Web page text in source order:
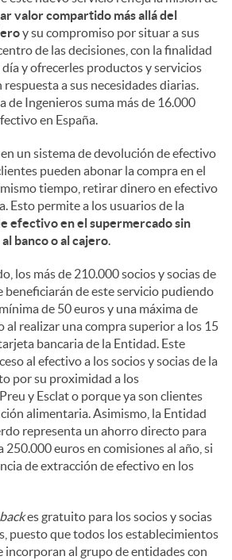
valor compartido más allá del
y su compromiso por situar a sus
de las decisiones, con la finalidad
y ofrecerles productos y servicios
a sus necesidades diarias.
de Ingenieros suma más de 16.000
en España.
un sistema de devolución de efectivo
pueden abonar la compra en el
tiempo, retirar dinero en efectivo
Esto permite a los usuarios de la
efectivo en el supermercado sin
banco o al cajero.
los más de 210.000 socios y socias de
beneficiarán de este servicio pudiendo
de 50 euros y una máxima de
al realizar una compra superior a los 15
bancaria de la Entidad. Este
al efectivo a los socios y socias de la
por su proximidad a los
y Esclat o porque ya son clientes
alimentaria. Asimismo, la Entidad
representa un ahorro directo para
250.000 euros en comisiones al año, si
de extracción de efectivo en los
es gratuito para los socios y socias
puesto que todos los establecimientos
incorporan al grupo de entidades con